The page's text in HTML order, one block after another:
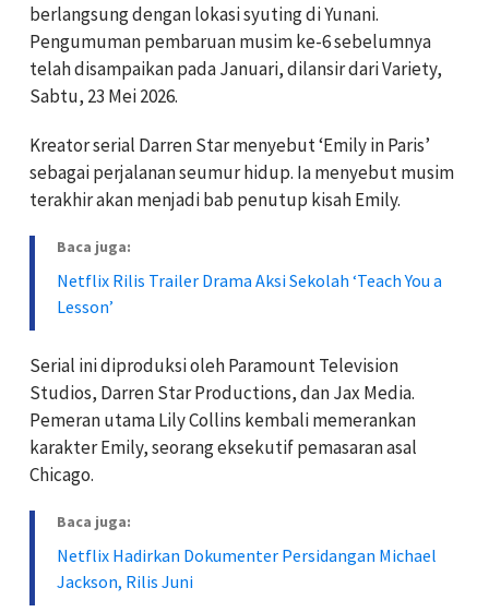
berlangsung dengan lokasi syuting di Yunani.
Pengumuman pembaruan musim ke-6 sebelumnya
telah disampaikan pada Januari, dilansir dari Variety,
Sabtu, 23 Mei 2026.
Kreator serial Darren Star menyebut ‘Emily in Paris’
sebagai perjalanan seumur hidup. Ia menyebut musim
terakhir akan menjadi bab penutup kisah Emily.
Baca juga:
Netflix Rilis Trailer Drama Aksi Sekolah ‘Teach You a
Lesson’
Serial ini diproduksi oleh Paramount Television
Studios, Darren Star Productions, dan Jax Media.
Pemeran utama Lily Collins kembali memerankan
karakter Emily, seorang eksekutif pemasaran asal
Chicago.
Baca juga:
Netflix Hadirkan Dokumenter Persidangan Michael
Jackson, Rilis Juni